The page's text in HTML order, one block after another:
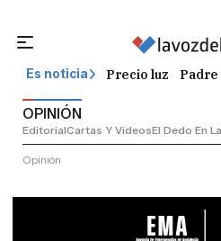
Es noticia Precio luz Padre
OPINIÓN
EditorialCartas Y VídeosEl Dedo En
Opinión